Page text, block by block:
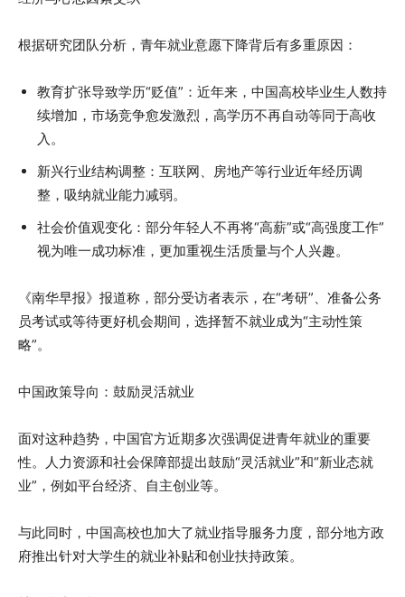
根据研究团队分析，青年就业意愿下降背后有多重原因：
教育扩张导致学历“贬值”：近年来，中国高校毕业生人数持
续增加，市场竞争愈发激烈，高学历不再自动等同于高收
入。
新兴行业结构调整：互联网、房地产等行业近年经历调
整，吸纳就业能力减弱。
社会价值观变化：部分年轻人不再将“高薪”或“高强度工作”
视为唯一成功标准，更加重视生活质量与个人兴趣。
《南华早报》报道称，部分受访者表示，在“考研”、准备公务
员考试或等待更好机会期间，选择暂不就业成为“主动性策
略”。
中国政策导向：鼓励灵活就业
面对这种趋势，中国官方近期多次强调促进青年就业的重要
性。人力资源和社会保障部提出鼓励“灵活就业”和“新业态就
业”，例如平台经济、自主创业等。
与此同时，中国高校也加大了就业指导服务力度，部分地方政
府推出针对大学生的就业补贴和创业扶持政策。